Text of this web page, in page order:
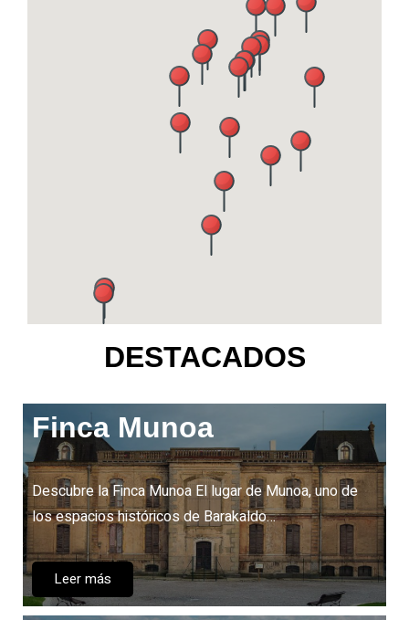
DESTACADOS
Finca Munoa
Descubre la Finca Munoa El lugar de Munoa, uno de
los espacios históricos de Barakaldo…
Leer más